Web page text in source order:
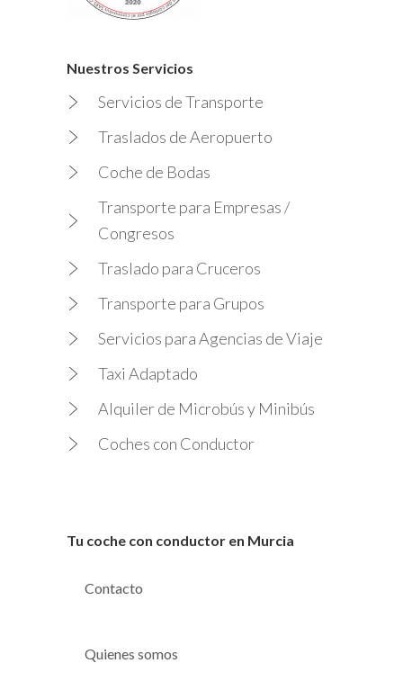
Nuestros Servicios
Servicios de Transporte
Traslados de Aeropuerto
Coche de Bodas
Transporte para Empresas /
Congresos
Traslado para Cruceros
Transporte para Grupos
Servicios para Agencias de Viaje
Taxi Adaptado
Alquiler de Microbús y Minibús
Coches con Conductor
Tu coche con conductor en Murcia
Contacto
Quienes somos